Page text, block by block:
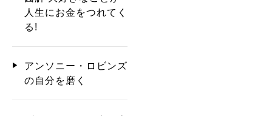
人生にお金をつれてく
る!
アンソニー・ロビンズ
の自分を磨く